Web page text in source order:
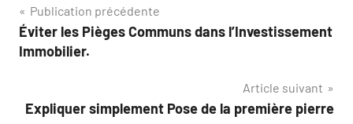
Navigation
de
Publication précédente
Éviter les Pièges Communs dans l’Investissement
Immobilier.
Article suivant
Expliquer simplement Pose de la première pierre